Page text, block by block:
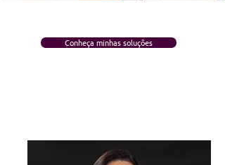
Conheça minhas soluções